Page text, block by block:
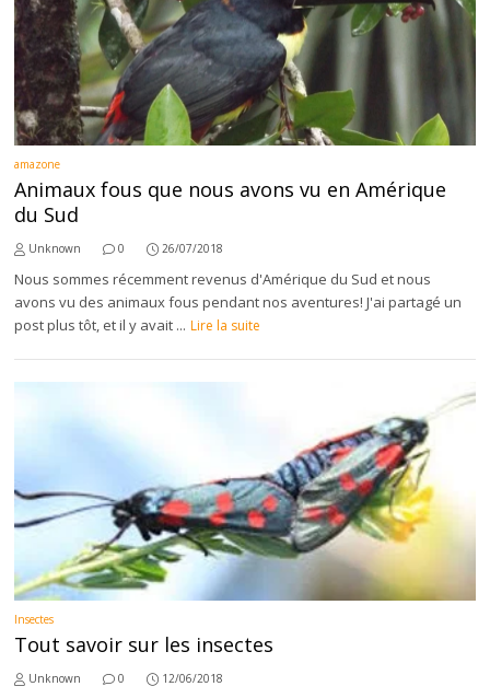
amazone
Animaux fous que nous avons vu en Amérique
du Sud
Unknown 0 26/07/2018
Nous sommes récemment revenus d'Amérique du Sud et nous
avons vu des animaux fous pendant nos aventures! J'ai partagé un
post plus tôt, et il y avait ... Lire la suite
Insectes
Tout savoir sur les insectes
Unknown 0 12/06/2018